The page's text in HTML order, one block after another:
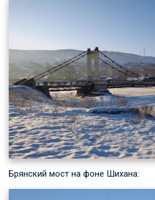
Брянский мост на фоне Шихана: